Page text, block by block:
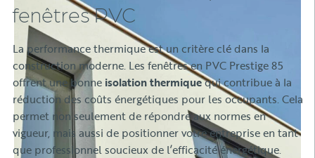
fenêtres PVC
La performance thermique est un critère clé dans la
construction moderne. Les fenêtres en PVC Prestige 85
offrent une bonne isolation thermiquequi contribue à la
réduction des coûts énergétiques pour les occupants. Cela
permet non seulement de répondre aux normes en
vigueur, mais aussi de positionner votre entreprise en tant
que professionnel soucieux de l’efficacité énergétique.